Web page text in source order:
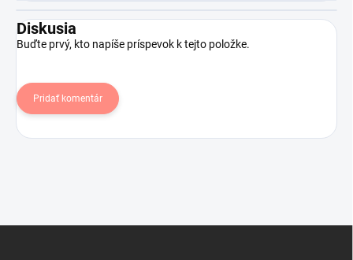
Diskusia
Buďte prvý, kto napíše príspevok k tejto položke.
Pridať komentár